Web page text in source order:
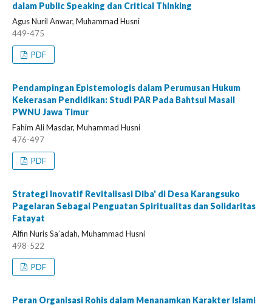
dalam Public Speaking dan Critical Thinking
Agus Nuril Anwar, Muhammad Husni
449-475
PDF
Pendampingan Epistemologis dalam Perumusan Hukum
Kekerasan Pendidikan: Studi PAR Pada Bahtsul Masail
PWNU Jawa Timur
Fahim Ali Masdar, Muhammad Husni
476-497
PDF
Strategi Inovatif Revitalisasi Diba' di Desa Karangsuko
Pagelaran Sebagai Penguatan Spiritualitas dan Solidaritas
Fatayat
Alfin Nuris Sa’adah, Muhammad Husni
498-522
PDF
Peran Organisasi Rohis dalam Menanamkan Karakter Islami